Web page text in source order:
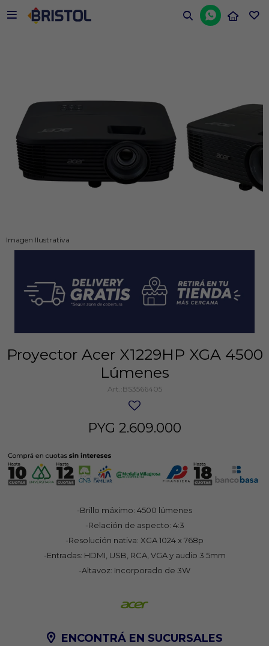


Imagen Ilustrativa
Proyector Acer X1229HP XGA 4500
Lúmenes
BS3566405
PYG 2.609.000
-Brillo máximo: 4500 lúmenes
-Relación de aspecto: 4:3
-Resolución nativa: XGA 1024 x 768p
-Entradas: HDMI, USB, RCA, VGA y audio 3.5mm
-Altavoz: Incorporado de 3W
ENCONTRÁ EN SUCURSALES